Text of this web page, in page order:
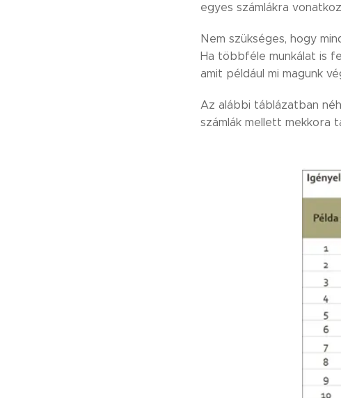
egyes számlákra
Nem szükséges, hogy
Ha többféle munkálat is
amit például mi magunk
Az alábbi táblázatban
számlák mellett mekkora